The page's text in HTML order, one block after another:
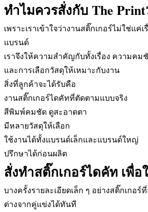
ทำไมควรสั่งกับ The
เพราะเราเข้าใจว่างานสติ๊กเกอร์ไม่ใช่
แบรนด์
เราจึงให้ความสำคัญกับทั้งเรื่อง ความค
และการเลือกวัสดุให้เหมาะกับงาน
สิ่งที่ลูกค้าจะได้รับคือ
งานสติ๊กเกอร์ไดคัทที่ตัดตามแบบจริง
สีพิมพ์คมชัด ดูสะอาดตา
มีหลายวัสดุให้เลือก
ใช้งานได้ทั้งแบรนด์เล็กและแบรนด์ใหญ่
ปรึกษาได้ก่อนผลิต
สั่งทำสติ๊กเกอร์ไดคัท เพื่
บางครั้งรายละเอียดเล็ก ๆ อย่างสติ๊กเก
ต่างจากคู่แข่งได้ทันที